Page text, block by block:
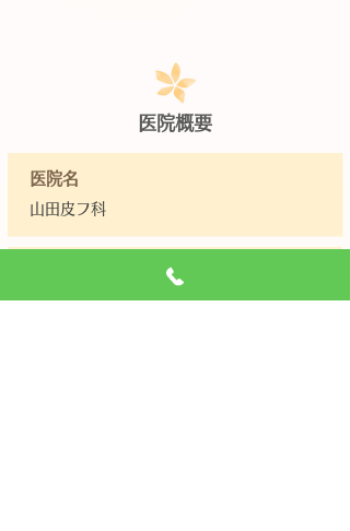
医院概要
医院名
山田皮フ科
〒338-0837 埼玉県さいたま市桜区田島